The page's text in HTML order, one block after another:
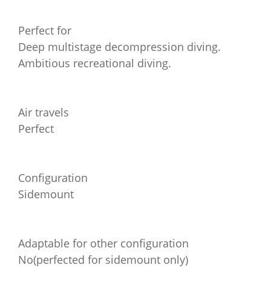
Perfect for
Deep multistage decompression diving.
Ambitious recreational diving.
Air travels
Perfect
Configuration
Sidemount
Adaptable for other configuration
No(perfected for sidemount only)